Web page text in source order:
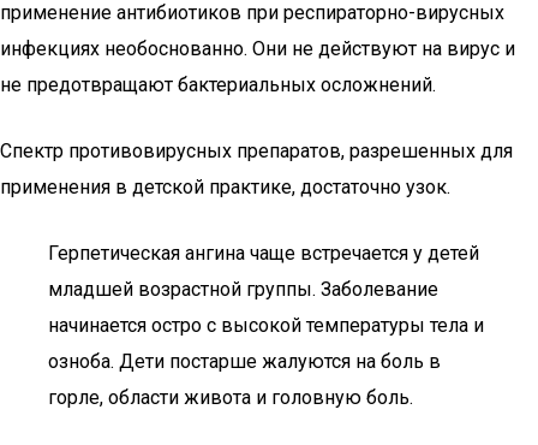
применение антибиотиков при респираторно-вирусных
инфекциях необоснованно. Они не действуют на вирус и
не предотвращают бактериальных осложнений.
Спектр противовирусных препаратов, разрешенных для
применения в детской практике, достаточно узок.
Герпетическая ангина чаще встречается у детей
младшей возрастной группы. Заболевание
начинается остро с высокой температуры тела и
озноба. Дети постарше жалуются на боль в
горле, области живота и головную боль.